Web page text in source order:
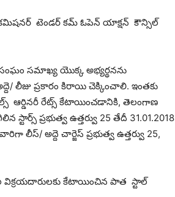
టెండర్ కమ్ ఓపెన్ యాక్షన్ కౌన్సిల్
సమాఖ్య యొక్క అభ్యర్థనను
లీజు ప్రకారం కిరాయి చెక్కించాలి. ఇంతకు
ఆర్డినరీ రేట్స్ కేటాయించడానికి, తెలంగాణ
ప్రభుత్వ ఉత్తర్వు 25 తేదీ 31.01.2018
లీస్/ అద్దె చార్జెస్ ప్రభుత్వ ఉత్తర్వు 25,
విక్రయదారులకు కేటాయించిన పాత స్టాల్